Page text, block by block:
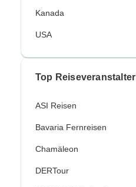
Kanada
USA
Top Reiseveranstalter
ASI Reisen
Bavaria Fernreisen
Chamäleon
DERTour